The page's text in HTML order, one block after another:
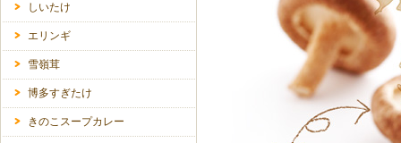
しいたけ
エリンギ
雪嶺茸
博多すぎたけ
きのこスープカレー